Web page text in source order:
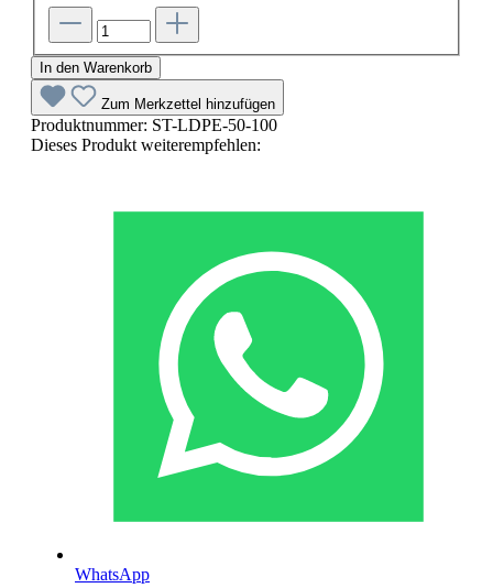
In den Warenkorb
Zum Merkzettel hinzufügen
Produktnummer: ST-LDPE-50-100
Dieses Produkt weiterempfehlen:
WhatsApp